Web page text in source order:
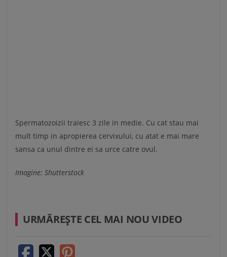
Spermatozoizii traiesc 3 zile in medie. Cu cat stau mai
mult timp in apropierea cervixului, cu atat e mai mare
sansa ca unul dintre ei sa urce catre ovul.
Imagine: Shutterstock
URMĂREŞTE CEL MAI NOU VIDEO